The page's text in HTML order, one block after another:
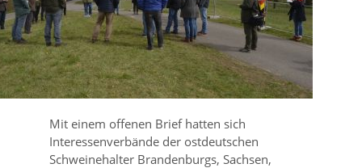
Mit einem offenen Brief hatten sich
Interessenverbände der ostdeutschen
Schweinehalter Brandenburgs, Sachsen,